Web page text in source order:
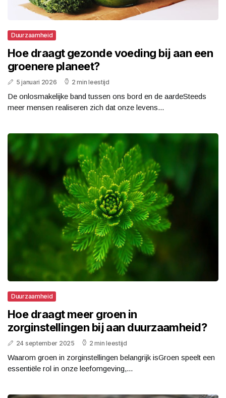
Duurzaamheid
Hoe draagt gezonde voeding bij aan een
groenere planeet?
5 januari 2026 2 min leestijd
De onlosmakelijke band tussen ons bord en de aardeSteeds
meer mensen realiseren zich dat onze levens...
Duurzaamheid
Hoe draagt meer groen in
zorginstellingen bij aan duurzaamheid?
24 september 2025 2 min leestijd
Waarom groen in zorginstellingen belangrijk isGroen speelt een
essentiële rol in onze leefomgeving,...